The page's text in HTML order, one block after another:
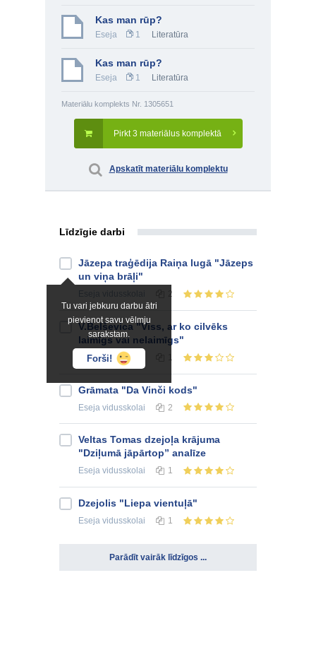
Kas man rūp?
Eseja 1 Literatūra
Kas man rūp?
Eseja 1 Literatūra
Materiālu komplekts Nr. 1305651
Pirkt 3 materiālus komplektā
Apskatīt materiālu komplektu
Līdzīgie darbi
Tu vari jebkuru darbu ātri
pievienot savu vēlmju
sarakstam.
Forši!
Jāzepa traģēdija Raiņa lugā "Jāzeps
un viņa brāļi"
2
V.Belševica "Viss, ar ko cilvēks
laimīgs vai nelaimīgs"
Esejavidusskolai 1
Grāmata "Da Vinči kods"
Eseja vidusskolai 2
Veltas Tomas dzejoļa krājuma
"Dziļumā jāpārtop” analīze
Eseja vidusskolai 1
Dzejolis "Liepa vientuļā"
Eseja vidusskolai 1
Parādīt vairāk līdzīgos ...